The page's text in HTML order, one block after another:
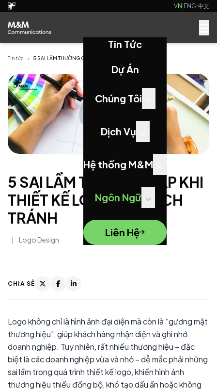
VN|ENG|中文
Tin Tức
Dự Án
Chúng Tôi
Dịch Vụ
Hệ thống M&M
Ngôn Ngữ
Liên Hệ
Tin tức ›
5 SAI LẦM THƯỜNG GẶP KHI
THIẾT KẾ LOGO VÀ CÁCH
TRÁNH
| Logo Design
CHIA SẺ
Logo không chỉ là hình ảnh đại diện mà còn là “gương mặt
thương hiệu”, giúp khách hàng nhận diện và ghi nhớ
doanh nghiệp. Tuy nhiên, rất nhiều thương hiệu – đặc
biệt là các doanh nghiệp vừa và nhỏ – dễ mắc phải những
sai lầm trong quá trình thiết kế logo, khiến hình ảnh
thương hiệu thiếu đồng bộ, khó tạo dấu ấn hoặc không